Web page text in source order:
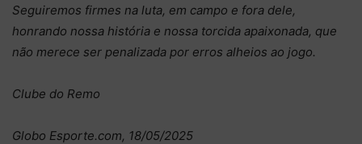
Seguiremos firmes na luta, em campo e fora dele,
honrando nossa história e nossa torcida apaixonada, que
não merece ser penalizada por erros alheios ao jogo.
Clube do Remo
Globo Esporte.com, 18/05/2025